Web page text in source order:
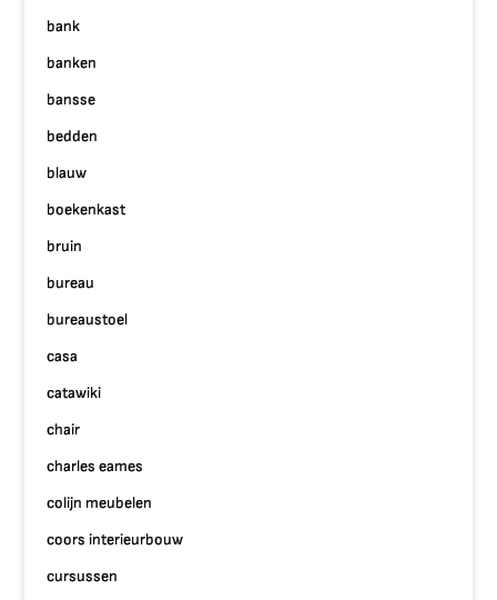
bank
banken
bansse
bedden
blauw
boekenkast
bruin
bureau
bureaustoel
casa
catawiki
chair
charles eames
colijn meubelen
coors interieurbouw
cursussen